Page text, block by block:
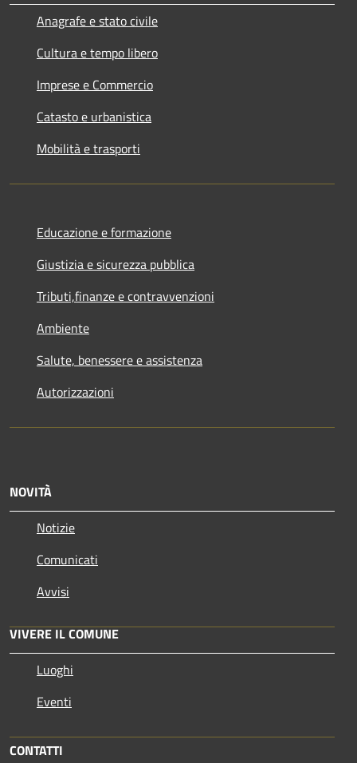
Anagrafe e stato civile
Cultura e tempo libero
Imprese e Commercio
Catasto e urbanistica
Mobilità e trasporti
Educazione e formazione
Giustizia e sicurezza pubblica
Tributi,finanze e contravvenzioni
Ambiente
Salute, benessere e assistenza
Autorizzazioni
NOVITÀ
Notizie
Comunicati
Avvisi
VIVERE IL COMUNE
Luoghi
Eventi
CONTATTI